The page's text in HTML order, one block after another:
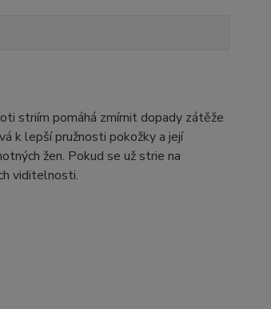
striím pomáhá zmírnit dopady zátěže
k lepší pružnosti pokožky a její
žen. Pokud se už strie na
viditelnosti.